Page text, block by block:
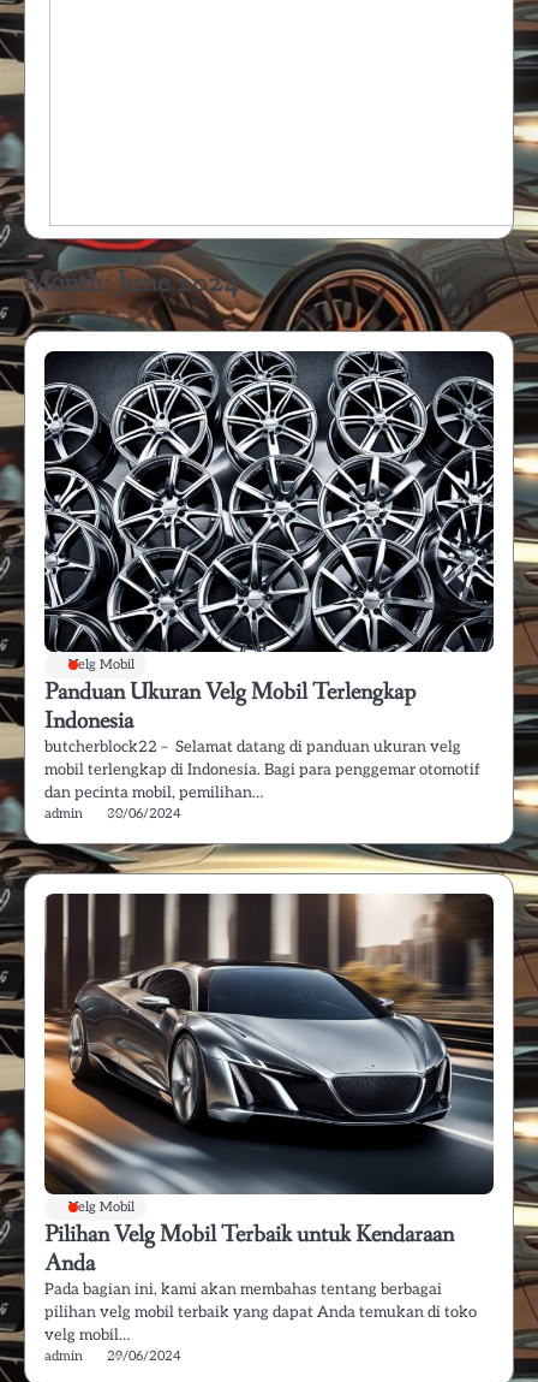
Month:June 2024
Velg Mobil
Panduan Ukuran Velg Mobil Terlengkap
Indonesia
butcherblock22 – Selamat datang di panduan ukuran velg
mobil terlengkap di Indonesia. Bagi para penggemar otomotif
dan pecinta mobil, pemilihan…
admin 30/06/2024
Velg Mobil
Pilihan Velg Mobil Terbaik untuk Kendaraan
Anda
Pada bagian ini, kami akan membahas tentang berbagai
pilihan velg mobil terbaik yang dapat Anda temukan di toko
velg mobil…
admin 29/06/2024